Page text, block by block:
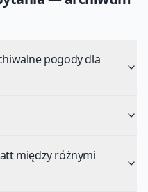
pogody dla
między różnymi